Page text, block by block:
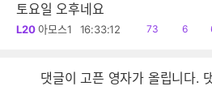
토요일 오후네요
L20 아모스1 16:33:12
읽
73
공
6
댓글이 고픈 영자가 올립니다.